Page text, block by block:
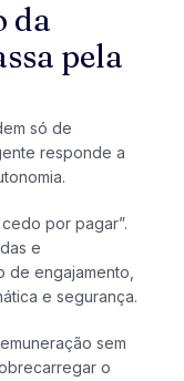
da
pela
só de
responde a
por pagar”.
e
de engajamento,
e segurança.
sem
o